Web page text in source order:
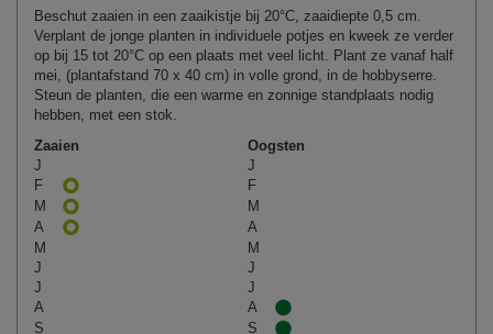
Beschut zaaien in een zaaikistje bij 20°C, zaaidiepte 0,5 cm.
Verplant de jonge planten in individuele potjes en kweek ze verder
op bij 15 tot 20°C op een plaats met veel licht. Plant ze vanaf half
mei, (plantafstand 70 x 40 cm) in volle grond, in de hobbyserre.
Steun de planten, die een warme en zonnige standplaats nodig
hebben, met een stok.
Zaaien
Oogsten
J
J
F
F
M
M
A
A
M
M
J
J
J
J
A
A
S
S